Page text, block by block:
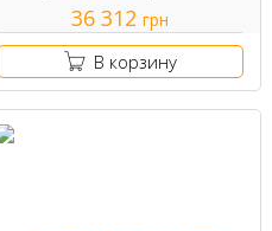
36 312грн
В корзину